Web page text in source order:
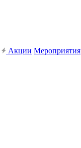
Акции Мероприятия